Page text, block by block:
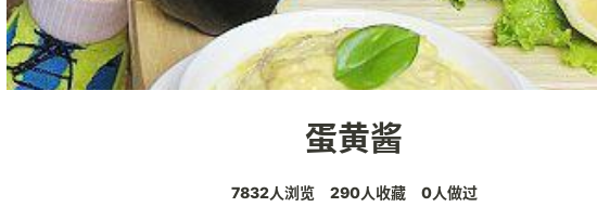
蛋黄酱
7832人浏览 290人收藏 0人做过